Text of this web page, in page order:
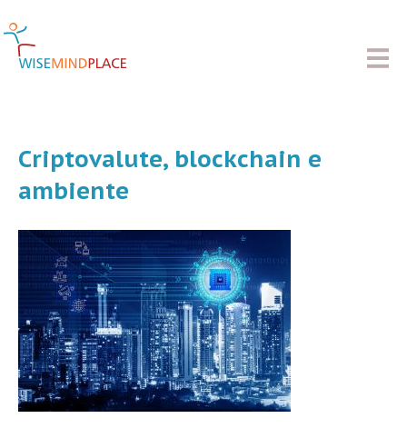
Criptovalute, blockchain e
ambiente